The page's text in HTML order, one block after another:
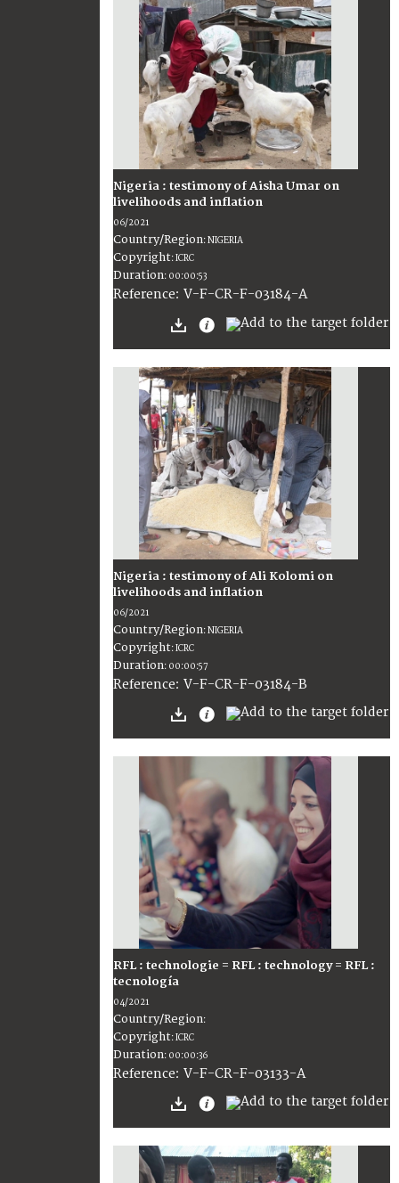
Nigeria : testimony of Aisha Umar on
livelihoods and inflation
06/2021
Country/Region:NIGERIA
Copyright:ICRC
Duration: 00:00:53
Reference: V-F-CR-F-03184-A
Nigeria : testimony of Ali Kolomi on
livelihoods and inflation
06/2021
Country/Region:NIGERIA
Copyright:ICRC
Duration: 00:00:57
Reference: V-F-CR-F-03184-B
RFL : technologie = RFL : technology = RFL :
tecnología
04/2021
Country/Region:
Copyright:ICRC
Duration: 00:00:36
Reference: V-F-CR-F-03133-A